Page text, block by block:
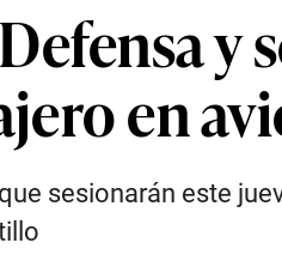
y
en
sesionarán este